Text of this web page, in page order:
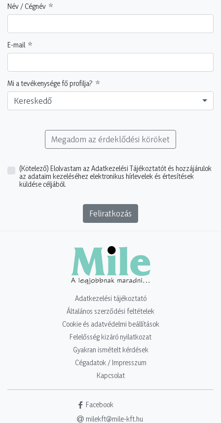
Név / Cégnév
E-mail
Mi a tevékenysége fő profilja?
Kereskedő
Megadom az érdeklődési köröket
(Kötelező) Elolvastam az Adatkezelési Tájékoztatót és hozzájárulok
az adataim kezeléséhez elektronikus hírlevelek és értesítések
küldése céljából.
Feliratkozás
Adatkezelési tájékoztató
Általános szerződési feltételek
Cookie és adatvédelmi beállítások
Felelősség kizáró nyilatkozat
Gyakran ismételt kérdések
Cégadatok / Impresszum
Kapcsolat
Facebook
milekft@mile-kft.hu